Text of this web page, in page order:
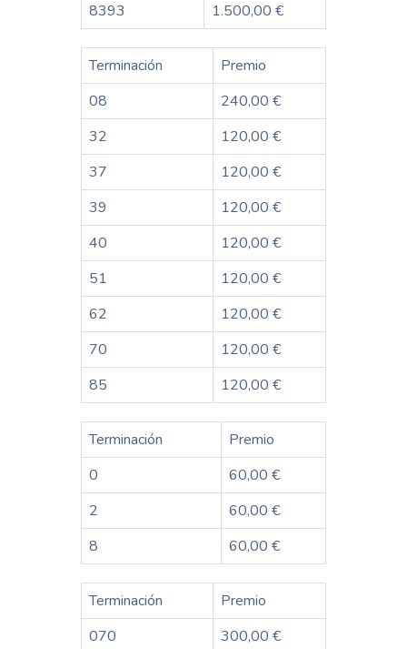
8393
1.500,00 €
Terminación
Premio
08
240,00 €
32
120,00 €
37
120,00 €
39
120,00 €
40
120,00 €
51
120,00 €
62
120,00 €
70
120,00 €
85
120,00 €
Terminación
Premio
0
60,00 €
2
60,00 €
8
60,00 €
Terminación
Premio
070
300,00 €